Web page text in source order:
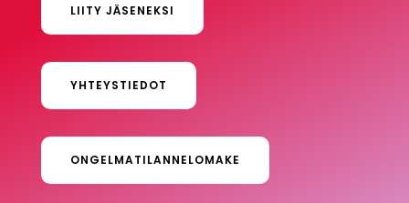
LIITY JÄSENEKSI
YHTEYSTIEDOT
ONGELMATILANNELOMAKE